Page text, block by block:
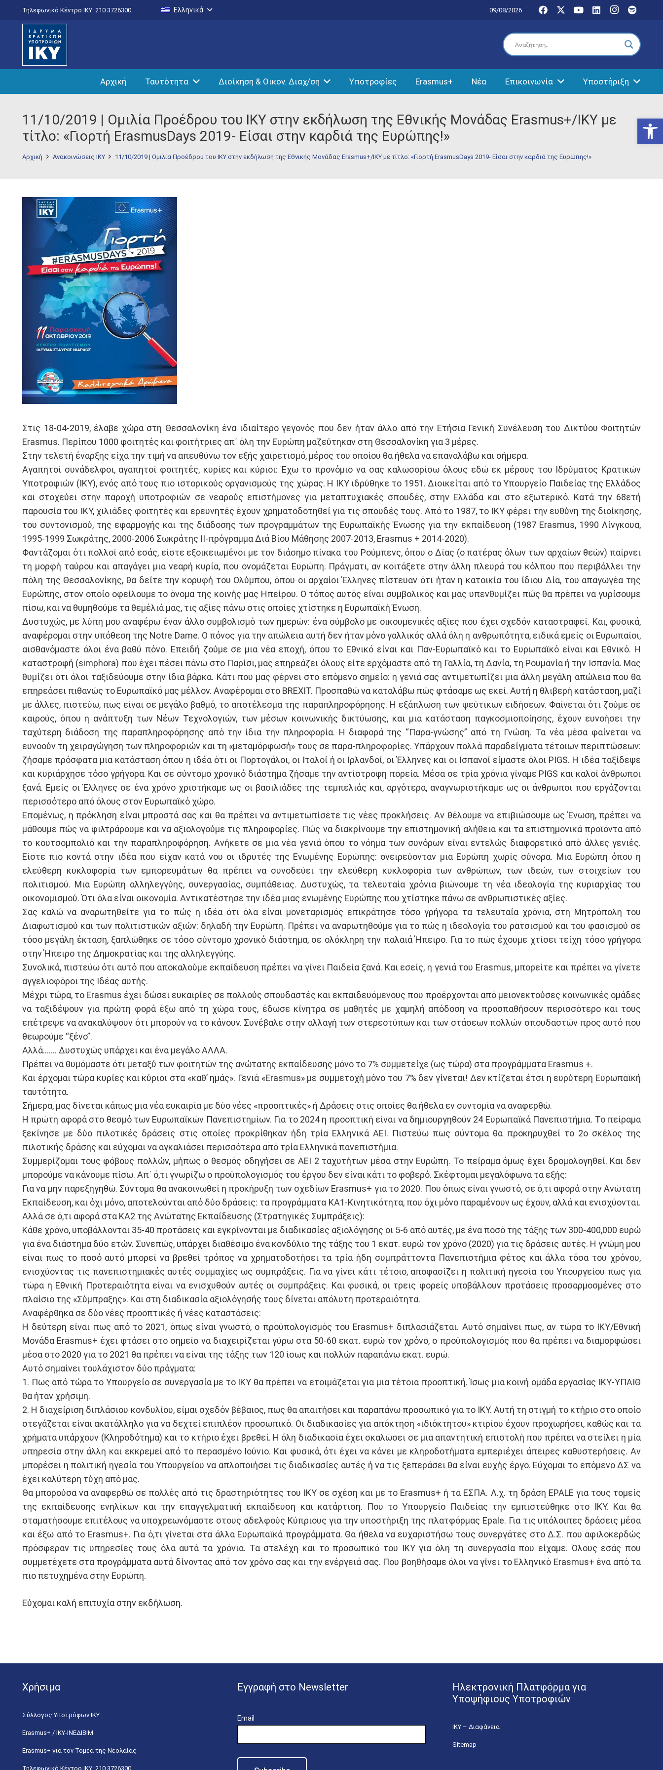
Τηλεφωνικό Κέντρο IKY: 210 3726300 Ελληνικά 09/08/2026
Αρχική Ταυτότητα Διοίκηση & Οικον. Διαχ/ση Υποτροφίες Erasmus+ Νέα Επικοινωνία Υποστήριξη
11/10/2019 | Ομιλία Προέδρου του ΙΚΥ στην εκδήλωση της Εθνικής Μονάδας Erasmus+/IKY με
τίτλο: «Γιορτή ErasmusDays 2019- Eίσαι στην καρδιά της Ευρώπης!»
Αρχική Ανακοινώσεις ΙΚΥ 11/10/2019 | Ομιλία Προέδρου του ΙΚΥ στην εκδήλωση της Εθνικής Μονάδας Erasmus+/IKY με τίτλο: «Γιορτή ErasmusDays 2019- Eίσαι στην καρδιά της Ευρώπης!»
Στις 18-04-2019, έλαβε χώρα στη Θεσσαλονίκη ένα ιδιαίτερο γεγονός που δεν ήταν άλλο από την Ετήσια Γενική Συνέλευση του Δικτύου Φοιτητών
Erasmus. Περίπου 1000 φοιτητές και φοιτήτριες απ΄ όλη την Ευρώπη μαζεύτηκαν στη Θεσσαλονίκη για 3 μέρες.
Στην τελετή έναρξης είχα την τιμή να απευθύνω τον εξής χαιρετισμό, μέρος του οποίου θα ήθελα να επαναλάβω και σήμερα.
Αγαπητοί συνάδελφοι, αγαπητοί φοιτητές, κυρίες και κύριοι: Έχω το προνόμιο να σας καλωσορίσω όλους εδώ εκ μέρους του Ιδρύματος Κρατικών
Υποτροφιών (IKY), ενός από τους πιο ιστορικούς οργανισμούς της χώρας. Η IKY ιδρύθηκε το 1951. Διοικείται από το Υπουργείο Παιδείας της Ελλάδος
και στοχεύει στην παροχή υποτροφιών σε νεαρούς επιστήμονες για μεταπτυχιακές σπουδές, στην Ελλάδα και στο εξωτερικό. Κατά την 68ετή
παρουσία του IKY, χιλιάδες φοιτητές και ερευνητές έχουν χρηματοδοτηθεί για τις σπουδές τους. Από το 1987, το IKY φέρει την ευθύνη της διοίκησης,
του συντονισμού, της εφαρμογής και της διάδοσης των προγραμμάτων της Ευρωπαϊκής Ένωσης για την εκπαίδευση (1987 Erasmus, 1990 Λίνγκουα,
1995-1999 Σωκράτης, 2000-2006 Σωκράτης ΙΙ-πρόγραμμα Διά Βίου Μάθησης 2007-2013, Erasmus + 2014-2020).
Φαντάζομαι ότι πολλοί από εσάς, είστε εξοικειωμένοι με τον διάσημο πίνακα του Ρούμπενς, όπου ο Δίας (ο πατέρας όλων των αρχαίων θεών) παίρνει
τη μορφή ταύρου και απαγάγει μια νεαρή κυρία, που ονομάζεται Ευρώπη. Πράγματι, αν κοιτάξετε στην άλλη πλευρά του κόλπου που περιβάλλει την
πόλη της Θεσσαλονίκης, θα δείτε την κορυφή του Ολύμπου, όπου οι αρχαίοι Έλληνες πίστευαν ότι ήταν η κατοικία του ίδιου Δία, του απαγωγέα της
Ευρώπης, στον οποίο οφείλουμε το όνομα της κοινής μας Ηπείρου. Ο τόπος αυτός είναι συμβολικός και μας υπενθυμίζει πώς θα πρέπει να γυρίσουμε
πίσω, και να θυμηθούμε τα θεμέλιά μας, τις αξίες πάνω στις οποίες χτίστηκε η Ευρωπαϊκή Ένωση.
Δυστυχώς, με λύπη μου αναφέρω έναν άλλο συμβολισμό των ημερών: ένα σύμβολο με οικουμενικές αξίες που έχει σχεδόν καταστραφεί. Και, φυσικά,
αναφέρομαι στην υπόθεση της Notre Dame. Ο πόνος για την απώλεια αυτή δεν ήταν μόνο γαλλικός αλλά όλη η ανθρωπότητα, ειδικά εμείς οι Ευρωπαίοι,
αισθανόμαστε όλοι ένα βαθύ πόνο. Επειδή ζούμε σε μια νέα εποχή, όπου το Εθνικό είναι και Παν-Ευρωπαϊκό και το Ευρωπαϊκό είναι και Εθνικό. Η
καταστροφή (simphora) που έχει πέσει πάνω στο Παρίσι, μας επηρεάζει όλους είτε ερχόμαστε από τη Γαλλία, τη Δανία, τη Ρουμανία ή την Ισπανία. Μας
θυμίζει ότι όλοι ταξιδεύουμε στην ίδια βάρκα. Κάτι που μας φέρνει στο επόμενο σημείο: η γενιά σας αντιμετωπίζει μια άλλη μεγάλη απώλεια που θα
επηρεάσει πιθανώς το Ευρωπαϊκό μας μέλλον. Αναφέρομαι στο BREXIT. Προσπαθώ να καταλάβω πώς φτάσαμε ως εκεί. Αυτή η θλιβερή κατάσταση, μαζί
με άλλες, πιστεύω, πως είναι σε μεγάλο βαθμό, το αποτέλεσμα της παραπληροφόρησης. Η εξάπλωση των ψεύτικων ειδήσεων. Φαίνεται ότι ζούμε σε
καιρούς, όπου η ανάπτυξη των Νέων Τεχνολογιών, των μέσων κοινωνικής δικτύωσης, και μια κατάσταση παγκοσμιοποίησης, έχουν ευνοήσει την
ταχύτερη διάδοση της παραπληροφόρησης από την ίδια την πληροφορία. Η διαφορά της “Παρα-γνώσης” από τη Γνώση. Τα νέα μέσα φαίνεται να
ευνοούν τη χειραγώγηση των πληροφοριών και τη «μεταμόρφωσή» τους σε παρα-πληροφορίες. Υπάρχουν πολλά παραδείγματα τέτοιων περιπτώσεων:
ζήσαμε πρόσφατα μια κατάσταση όπου η ιδέα ότι οι Πορτογάλοι, οι Ιταλοί ή οι Ιρλανδοί, οι Έλληνες και οι Ισπανοί είμαστε όλοι PIGS. Η ιδέα ταξίδεψε
και κυριάρχησε τόσο γρήγορα. Και σε σύντομο χρονικό διάστημα ζήσαμε την αντίστροφη πορεία. Μέσα σε τρία χρόνια γίναμε PIGS και καλοί άνθρωποι
ξανά. Εμείς οι Έλληνες σε ένα χρόνο χριστήκαμε ως οι βασιλιάδες της τεμπελιάς και, αργότερα, αναγνωριστήκαμε ως οι άνθρωποι που εργάζονται
περισσότερο από όλους στον Ευρωπαϊκό χώρο.
Επομένως, η πρόκληση είναι μπροστά σας και θα πρέπει να αντιμετωπίσετε τις νέες προκλήσεις. Αν θέλουμε να επιβιώσουμε ως Ένωση, πρέπει να
μάθουμε πώς να φιλτράρουμε και να αξιολογούμε τις πληροφορίες. Πώς να διακρίνουμε την επιστημονική αλήθεια και τα επιστημονικά προϊόντα από
το κουτσομπολιό και την παραπληροφόρηση. Ανήκετε σε μια νέα γενιά όπου το νόημα των συνόρων είναι εντελώς διαφορετικό από άλλες γενιές.
Είστε πιο κοντά στην ιδέα που είχαν κατά νου οι ιδρυτές της Ενωμένης Ευρώπης: ονειρεύονταν μια Ευρώπη χωρίς σύνορα. Μια Ευρώπη όπου η
ελεύθερη κυκλοφορία των εμπορευμάτων θα πρέπει να συνοδεύει την ελεύθερη κυκλοφορία των ανθρώπων, των ιδεών, των στοιχείων του
πολιτισμού. Μια Ευρώπη αλληλεγγύης, συνεργασίας, συμπάθειας. Δυστυχώς, τα τελευταία χρόνια βιώνουμε τη νέα ιδεολογία της κυριαρχίας του
οικονομισμού. Ότι όλα είναι οικονομία. Αντικατέστησε την ιδέα μιας ενωμένης Ευρώπης που χτίστηκε πάνω σε ανθρωπιστικές αξίες.
Σας καλώ να αναρωτηθείτε για το πώς η ιδέα ότι όλα είναι μονεταρισμός επικράτησε τόσο γρήγορα τα τελευταία χρόνια, στη Μητρόπολη του
Διαφωτισμού και των πολιτιστικών αξιών: δηλαδή την Ευρώπη. Πρέπει να αναρωτηθούμε για το πώς η ιδεολογία του ρατσισμού και του φασισμού σε
τόσο μεγάλη έκταση, ξαπλώθηκε σε τόσο σύντομο χρονικό διάστημα, σε ολόκληρη την παλαιά Ήπειρο. Για το πώς έχουμε χτίσει τείχη τόσο γρήγορα
στην Ήπειρο της Δημοκρατίας και της αλληλεγγύης.
Συνολικά, πιστεύω ότι αυτό που αποκαλούμε εκπαίδευση πρέπει να γίνει Παιδεία ξανά. Και εσείς, η γενιά του Erasmus, μπορείτε και πρέπει να γίνετε
αγγελιοφόροι της Ιδέας αυτής.
Μέχρι τώρα, το Erasmus έχει δώσει ευκαιρίες σε πολλούς σπουδαστές και εκπαιδευόμενους που προέρχονται από μειονεκτούσες κοινωνικές ομάδες
να ταξιδέψουν για πρώτη φορά έξω από τη χώρα τους, έδωσε κίνητρα σε μαθητές με χαμηλή απόδοση να προσπαθήσουν περισσότερο και τους
επέτρεψε να ανακαλύψουν ότι μπορούν να το κάνουν. Συνέβαλε στην αλλαγή των στερεοτύπων και των στάσεων πολλών σπουδαστών προς αυτό που
θεωρούμε “ξένο”.
Αλλά……. Δυστυχώς υπάρχει και ένα μεγάλο ΑΛΛΑ.
Πρέπει να θυμόμαστε ότι μεταξύ των φοιτητών της ανώτατης εκπαίδευσης μόνο το 7% συμμετείχε (ως τώρα) στα προγράμματα Erasmus +.
Και έρχομαι τώρα κυρίες και κύριοι στα «καθ’ ημάς». Γενιά «Erasmus» με συμμετοχή μόνο του 7% δεν γίνεται! Δεν κτίζεται έτσι η ευρύτερη Ευρωπαϊκή
ταυτότητα.
Σήμερα, μας δίνεται κάπως μια νέα ευκαιρία με δύο νέες «προοπτικές» ή Δράσεις στις οποίες θα ήθελα εν συντομία να αναφερθώ.
Η πρώτη αφορά στο θεσμό των Ευρωπαϊκών Πανεπιστημίων. Για το 2024 η προοπτική είναι να δημιουργηθούν 24 Ευρωπαϊκά Πανεπιστήμια. Το πείραμα
ξεκίνησε με δύο πιλοτικές δράσεις στις οποίες προκρίθηκαν ήδη τρία Ελληνικά ΑΕΙ. Πιστεύω πως σύντομα θα προκηρυχθεί το 2ο σκέλος της
πιλοτικής δράσης και εύχομαι να αγκαλιάσει περισσότερα από τρία Ελληνικά πανεπιστήμια.
Συμμερίζομαι τους φόβους πολλών, μήπως ο θεσμός οδηγήσει σε ΑΕΙ 2 ταχυτήτων μέσα στην Ευρώπη. Το πείραμα όμως έχει δρομολογηθεί. Και δεν
μπορούμε να κάνουμε πίσω. Απ΄ ό,τι γνωρίζω ο προϋπολογισμός του έργου δεν είναι κάτι το φοβερό. Σκέφτομαι μεγαλόφωνα τα εξής:
Για να μην παρεξηγηθώ. Σύντομα θα ανακοινωθεί η προκήρυξη των σχεδίων Erasmus+ για το 2020. Που όπως είναι γνωστό, σε ό,τι αφορά στην Ανώτατη
Εκπαίδευση, και όχι μόνο, αποτελούνται από δύο δράσεις: τα προγράμματα ΚΑ1-Κινητικότητα, που όχι μόνο παραμένουν ως έχουν, αλλά και ενισχύονται.
Αλλά σε ό,τι αφορά στα ΚΑ2 της Ανώτατης Εκπαίδευσης (Στρατηγικές Συμπράξεις):
Κάθε χρόνο, υποβάλλονται 35-40 προτάσεις και εγκρίνονται με διαδικασίες αξιολόγησης οι 5-6 από αυτές, με ένα ποσό της τάξης των 300-400,000 ευρώ
για ένα διάστημα δύο ετών. Συνεπώς, υπάρχει διαθέσιμο ένα κονδύλιο της τάξης του 1 εκατ. ευρώ τον χρόνο (2020) για τις δράσεις αυτές. Η γνώμη μου
είναι πως το ποσό αυτό μπορεί να βρεθεί τρόπος να χρηματοδοτήσει τα τρία ήδη συμπράττοντα Πανεπιστήμια φέτος και άλλα τόσα του χρόνου,
ενισχύοντας τις πανεπιστημιακές αυτές συμμαχίες ως συμπράξεις. Για να γίνει κάτι τέτοιο, αποφασίζει η πολιτική ηγεσία του Υπουργείου πως για
τώρα η Εθνική Προτεραιότητα είναι να ενισχυθούν αυτές οι συμπράξεις. Και φυσικά, οι τρεις φορείς υποβάλλουν προτάσεις προσαρμοσμένες στο
πλαίσιο της «Σύμπραξης». Και στη διαδικασία αξιολόγησής τους δίνεται απόλυτη προτεραιότητα.
Αναφέρθηκα σε δύο νέες προοπτικές ή νέες καταστάσεις:
Η δεύτερη είναι πως από το 2021, όπως είναι γνωστό, ο προϋπολογισμός του Erasmus+ διπλασιάζεται. Αυτό σημαίνει πως, αν τώρα το ΙΚΥ/Εθνική
Μονάδα Erasmus+ έχει φτάσει στο σημείο να διαχειρίζεται γύρω στα 50-60 εκατ. ευρώ τον χρόνο, ο προϋπολογισμός που θα πρέπει να διαμορφώσει
μέσα στο 2020 για το 2021 θα πρέπει να είναι της τάξης των 120 ίσως και πολλών παραπάνω εκατ. ευρώ.
Αυτό σημαίνει τουλάχιστον δύο πράγματα:
1. Πως από τώρα το Υπουργείο σε συνεργασία με το ΙΚΥ θα πρέπει να ετοιμάζεται για μια τέτοια προοπτική. Ίσως μια κοινή ομάδα εργασίας ΙΚΥ-ΥΠΑΙΘ
θα ήταν χρήσιμη.
2. Η διαχείριση διπλάσιου κονδυλίου, είμαι σχεδόν βέβαιος, πως θα απαιτήσει και παραπάνω προσωπικό για το ΙΚΥ. Αυτή τη στιγμή το κτήριο στο οποίο
στεγάζεται είναι ακατάλληλο για να δεχτεί επιπλέον προσωπικό. Οι διαδικασίες για απόκτηση «ιδιόκτητου» κτιρίου έχουν προχωρήσει, καθώς και τα
χρήματα υπάρχουν (Κληροδότημα) και το κτήριο έχει βρεθεί. Η όλη διαδικασία έχει σκαλώσει σε μια απαντητική επιστολή που πρέπει να στείλει η μία
υπηρεσία στην άλλη και εκκρεμεί από το περασμένο Ιούνιο. Και φυσικά, ότι έχει να κάνει με κληροδοτήματα εμπεριέχει άπειρες καθυστερήσεις. Αν
μπορέσει η πολιτική ηγεσία του Υπουργείου να απλοποιήσει τις διαδικασίες αυτές ή να τις ξεπεράσει θα είναι ευχής έργο. Εύχομαι το επόμενο ΔΣ να
έχει καλύτερη τύχη από μας.
Θα μπορούσα να αναφερθώ σε πολλές από τις δραστηριότητες του ΙΚΥ σε σχέση και με το Erasmus+ ή τα ΕΣΠΑ. Λ.χ. τη δράση EPALE για τους τομείς
της εκπαίδευσης ενηλίκων και την επαγγελματική εκπαίδευση και κατάρτιση. Που το Υπουργείο Παιδείας την εμπιστεύθηκε στο ΙΚΥ. Και θα
σταματήσουμε επιτέλους να υποχρεωνόμαστε στους αδελφούς Κύπριους για την υποστήριξη της πλατφόρμας Epale. Για τις υπόλοιπες δράσεις μέσα
και έξω από το Erasmus+. Για ό,τι γίνεται στα άλλα Ευρωπαϊκά προγράμματα. Θα ήθελα να ευχαριστήσω τους συνεργάτες στο Δ.Σ. που αφιλοκερδώς
πρόσφεραν τις υπηρεσίες τους όλα αυτά τα χρόνια. Τα στελέχη και το προσωπικό του ΙΚΥ για όλη τη συνεργασία που είχαμε. Όλους εσάς που
συμμετέχετε στα προγράμματα αυτά δίνοντας από τον χρόνο σας και την ενέργειά σας. Που βοηθήσαμε όλοι να γίνει το Ελληνικό Erasmus+ ένα από τα
πιο πετυχημένα στην Ευρώπη.
Εύχομαι καλή επιτυχία στην εκδήλωση.
Χρήσιμα
Σύλλογος Υποτρόφων ΙΚΥ
Erasmus+ / ΙΚΥ-ΙΝΕΔΙΒΙΜ
Erasmus+ για τον Τομέα της Νεολαίας
Τηλεφωνικό Κέντρο IKY: 210 3726300
Εγγραφή στο Newsletter
Email
Ηλεκτρονική Πλατφόρμα για
Υποψήφιους Υποτροφιών
ΙΚΥ – Διαφάνεια
Sitemap